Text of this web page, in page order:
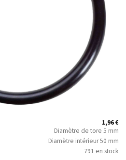
1,96€
Diamètre de tore 5 mm
Diamètre intérieur 50 mm
791 en stock